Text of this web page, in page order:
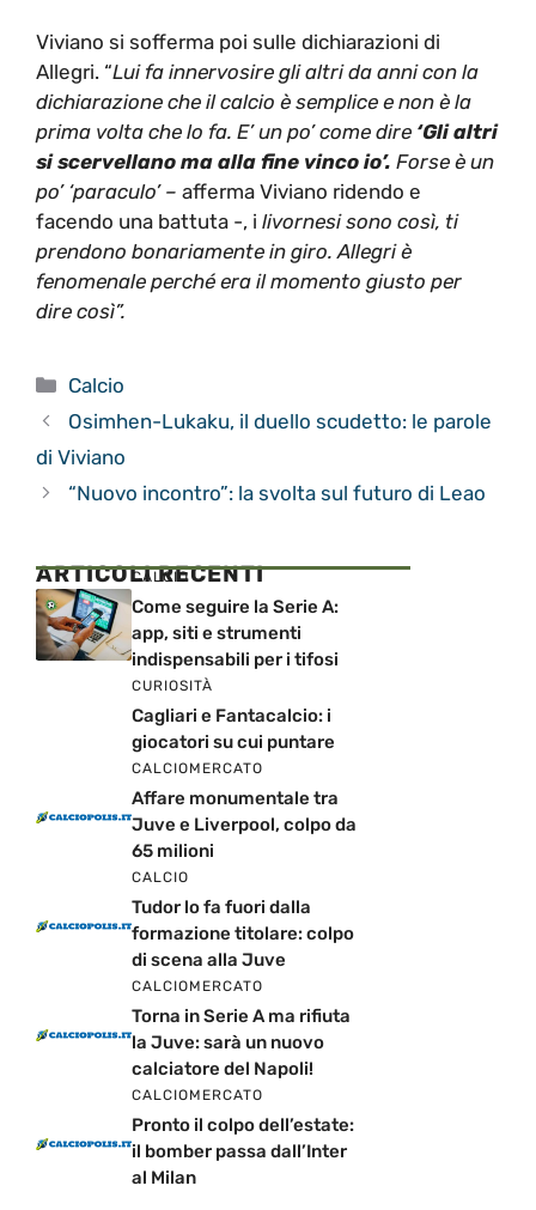
Viviano si sofferma poi sulle dichiarazioni di
Allegri. “Lui fa innervosire gli altri da anni con la
dichiarazione che il calcio è semplice e non è la
prima volta che lo fa. E’ un po’ come dire ‘Gli altri
si scervellano ma alla fine vinco io’. Forse è un
po’ ‘paraculo’ – afferma Viviano ridendo e
facendo una battuta -, i livornesi sono così, ti
prendono bonariamente in giro. Allegri è
fenomenale perché era il momento giusto per
dire così”.
Categorie
Calcio
Osimhen-Lukaku, il duello scudetto: le parole
di Viviano
“Nuovo incontro”: la svolta sul futuro di Leao
ARTICOLI RECENTI
CALCIO
Come seguire la Serie A:
app, siti e strumenti
indispensabili per i tifosi
CURIOSITÀ
Cagliari e Fantacalcio: i
giocatori su cui puntare
CALCIOMERCATO
Affare monumentale tra
Juve e Liverpool, colpo da
65 milioni
CALCIO
Tudor lo fa fuori dalla
formazione titolare: colpo
di scena alla Juve
CALCIOMERCATO
Torna in Serie A ma rifiuta
la Juve: sarà un nuovo
calciatore del Napoli!
CALCIOMERCATO
Pronto il colpo dell’estate:
il bomber passa dall’Inter
al Milan